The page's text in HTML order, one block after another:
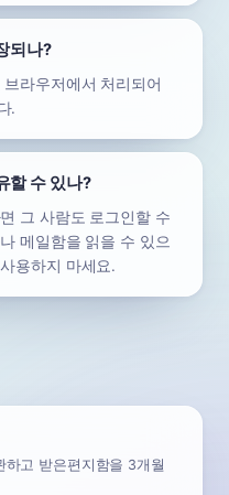
되나?
라우저에서 처리되어
.
할 수 있나?
그 사람도 로그인할 수
메일함을 읽을 수 있으
용하지 마세요.
고 받은편지함을 3개월